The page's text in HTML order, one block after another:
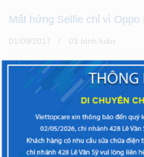
Mất hứng Selfie chỉ vì Oppo
01/09/2017 03 bình luân
Ngay từ khi mới ra mắt, Oppo
người dùng bởi thiết kế đẹp và
cực đỉnh. Tuy nhiên, một số vấn
trình sử
XEM THÊM